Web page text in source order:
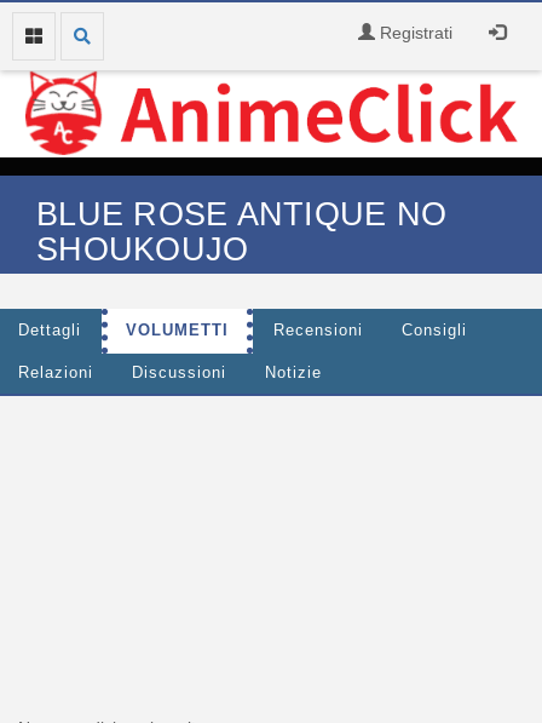
Registrati
BLUE ROSE ANTIQUE NO
SHOUKOUJO
Dettagli VOLUMETTI Recensioni Consigli
Relazioni Discussioni Notizie